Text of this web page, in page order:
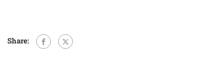
Share: